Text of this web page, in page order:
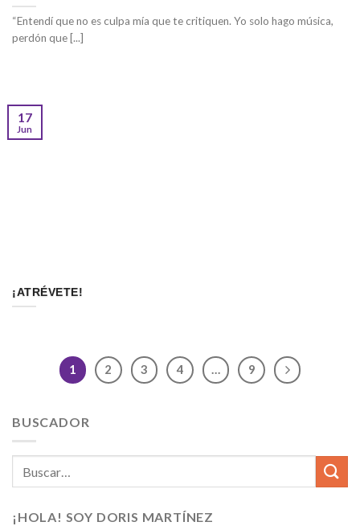
“Entendí que no es culpa mía que te critiquen. Yo solo hago música,
perdón que [...]
¡ATRÉVETE!
17
Jun
1 2 3 4 … 9
BUSCADOR
¡HOLA! SOY DORIS MARTÍNEZ